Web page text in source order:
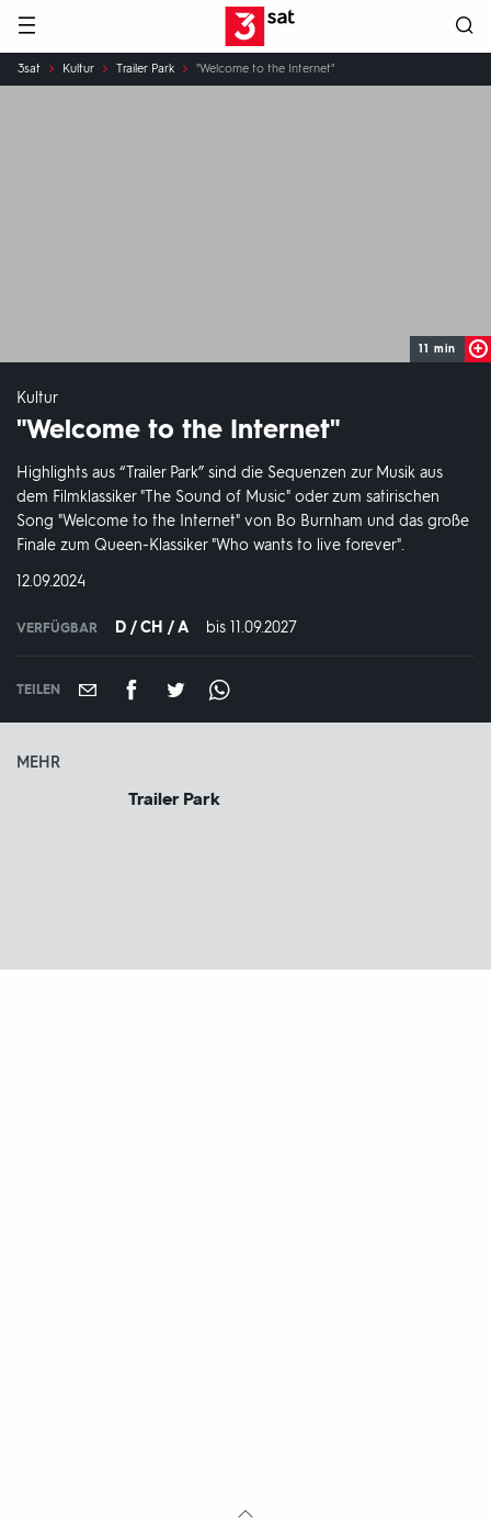
Hauptnavigation 3SAT
Sie
sind
3sat Kultur Trailer Park "Welcome to the Internet"
11 min
Kultur
"Welcome to the Internet"
Highlights aus “Trailer Park” sind die Sequenzen zur Musik aus
dem Filmklassiker "The Sound of Music" oder zum satirischen
Song "Welcome to the Internet" von Bo Burnham und das große
Finale zum Queen-Klassiker "Who wants to live forever".
DATUM:
12.09.2024
VERFÜGBAR D / CH / A bis 11.09.2027
TEILEN
MEHR
Trailer Park